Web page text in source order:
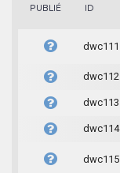
PUBLIÉ ID
dwc111
dwc112
dwc113
dwc114
dwc115